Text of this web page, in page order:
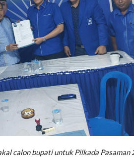
calon bupati untuk Pilkada